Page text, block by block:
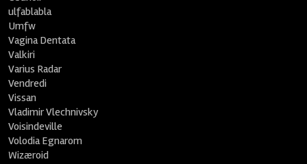
ulfablabla
Umfw
Vagina Dentata
Valkiri
Varius Radar
Vendredi
Vissan
Vladimir Vlechnivsky
Voisindeville
Volodia Egnarom
Wizæroid